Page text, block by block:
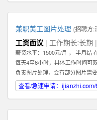
兼职美工图片处理 (招聘方:
工资面议 | 工作期长:长期 |
薪资水平：1500元/月 ， 半月结
每天4至6小时，具体工作时间可
负责图片处理，会有部分图片需
理软件。 可以在家办公，图片处
肖女士 公司地址：龙岗中心城
查看/急速申请：ijianzhi.com/